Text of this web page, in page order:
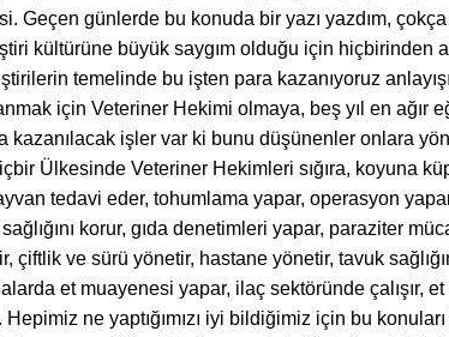
Geçen günlerde bu konuda bir yazı yazdım,
kültürüne büyük saygım olduğu için hiçbirinden
temelinde bu işten para kazanıyoruz
için Veteriner Hekimi olmaya, beş yıl en ağır
kazanılacak işler var ki bunu düşünenler onlara
Ülkesinde Veteriner Hekimleri sığıra, koyuna
tedavi eder, tohumlama yapar, operasyon
korur, gıda denetimleri yapar, paraziter
çiftlik ve sürü yönetir, hastane yönetir, tavuk
et muayenesi yapar, ilaç sektöründe çalışır,
ne yaptığımızı iyi bildiğimiz için bu